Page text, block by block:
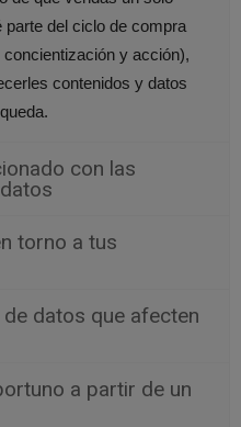
parte del ciclo de compra
y acción),
contenidos y datos
con las
torno a tus
datos que afecten
a partir de un